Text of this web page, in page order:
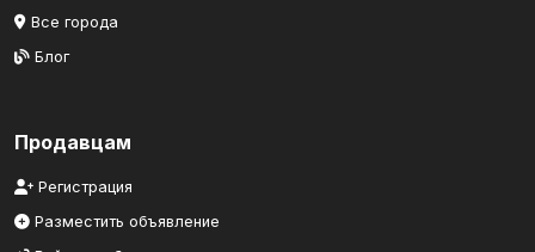
Все города
Блог
Продавцам
Регистрация
Разместить объявление